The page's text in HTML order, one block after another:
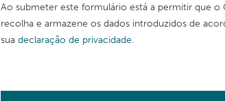
Ao submeter este formulário está a permitir que o
recolha e armazene os dados introduzidos de
sua declaração de privacidade.